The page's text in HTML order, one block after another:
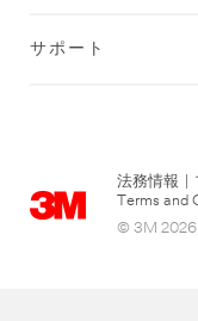
サポート
法務情報
Terms and
© 3M 2026.